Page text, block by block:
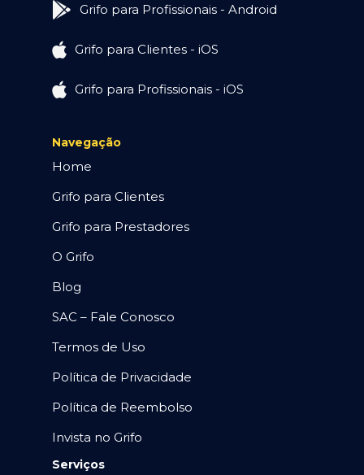
Grifo para Profissionais - Android
Grifo para Clientes - iOS
Grifo para Profissionais - iOS
Navegação
Home
Grifo para Clientes
Grifo para Prestadores
O Grifo
Blog
SAC – Fale Conosco
Termos de Uso
Política de Privacidade
Política de Reembolso
Invista no Grifo
Serviços